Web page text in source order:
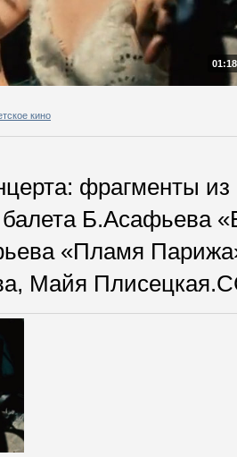
кино
фрагменты
Б.Асафьева
«Пламя
Майя